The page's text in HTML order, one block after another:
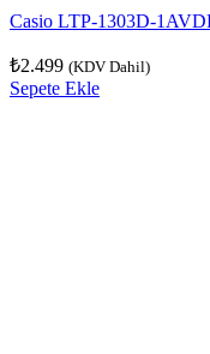
Casio LTP-1303D-
₺2.499 (KDV Dahil)
Sepete Ekle